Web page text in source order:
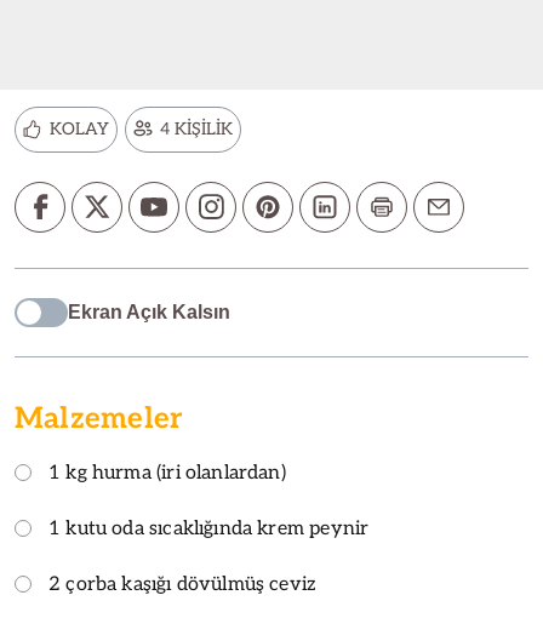
KOLAY 4 KİŞİLİK
Ekran Açık Kalsın
Malzemeler
1 kg hurma (iri olanlardan)
1 kutu oda sıcaklığında krem peynir
2 çorba kaşığı dövülmüş ceviz